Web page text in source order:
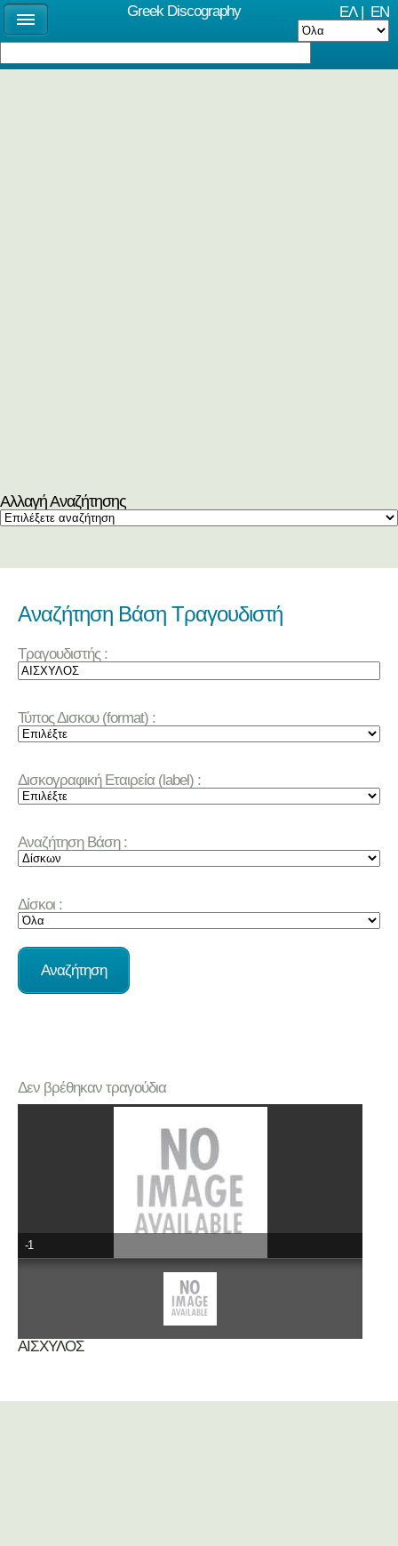
ΕΛ| EN
Αλλαγή Αναζήτησης
Αναζήτηση Βάση Τραγουδιστή
Τραγουδιστής :
Τύπος Δισκου (format) :
Δισκογραφική Εταιρεία (label) :
Αναζήτηση Βάση :
Δίσκοι :
Δεν βρέθηκαν τραγούδια
-1
ΑΙΣΧΥΛΟΣ
Greek Discography